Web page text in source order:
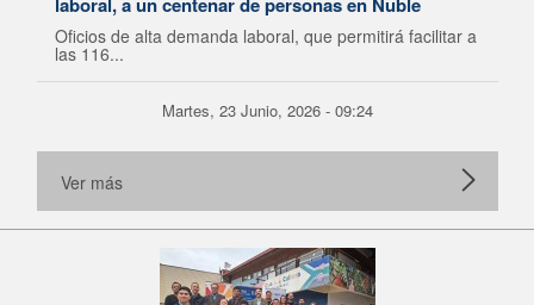
Oficios de alta demanda laboral, que permitirá facilitar a
las 116...
Martes, 23 Junio, 2026 - 09:24
Ver más